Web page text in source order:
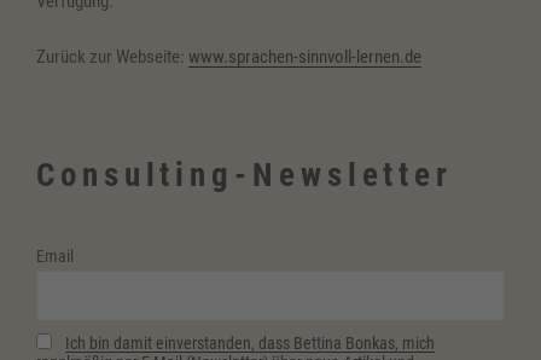
Zurück zur Webseite: www.sprachen-sinnvoll-lernen.de
Consulting-Newsletter
Email
Ich bin damit einverstanden, dass Bettina Bonkas, mich